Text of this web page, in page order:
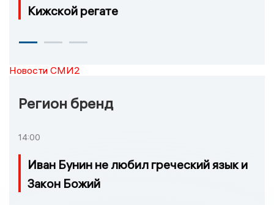
Кижской регате
Новости СМИ2
Регион бренд
14:00
Иван Бунин не любил греческий язык и
Закон Божий